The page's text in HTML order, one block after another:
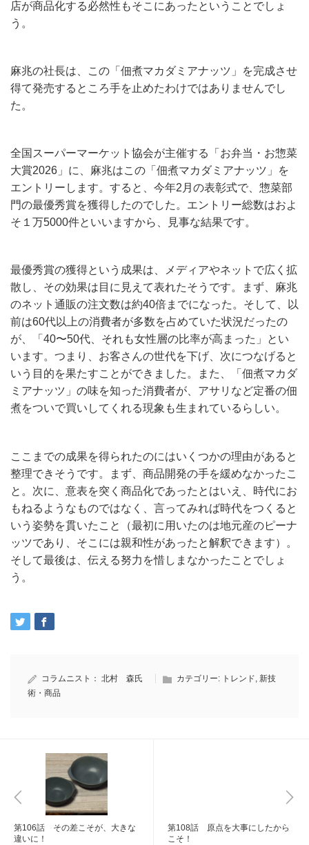
店が商品化する必然性もそこにあったということでしょ
う。
麻兆の社長は、この「佃煮マカダミアナッツ」を完成させ
得て発売するところ手を止めたわけではありませんでし
た。
全国スーパーマーケット協会が主催する「お弁当・お惣菜
大賞2026」に、麻兆はこの「佃煮マカダミアナッツ」を
エントリーします。すると、今年2月の表彰式で、惣菜部
門の最優秀賞を獲得したのでした。エントリー総数はおよ
そ１万5000件といいますから、見事な結果です。
最優秀賞の獲得という成果は、メディアやネットで広く拡
散し、その効果は目に見えて表れたそうです。まず、麻兆
のネット通販の注文数は約40倍までになった。そして、以
前は60代以上の消費者が多数を占めていた状況だったの
が、「40〜50代、それも女性層の比率が高まった」とい
います。つまり、お客さんの世代を下げ、次につなげると
いう目的を果たすことができました。また、「佃煮マカダ
ミアナッツ」の味を知った消費者が、アサリなど定番の佃
煮をついで買いしてくれる現象も生まれているらしい。
ここまでの成果を得られたのにはいくつかの理由があると
整理できそうです。まず、商品開発の手を緩めなかったこ
と。次に、意表を突く商品化であったとはいえ、時代にお
もねるようなものではなく、言ってみれば時代をつくると
いう姿勢を貫いたこと（最初に用いたのは地元産のピーナ
ッツであり、そこには親和性があったと解釈できます）。
そして最後は、伝える努力を惜しまなかったことでしょ
う。
コラムニスト： 北村 森氏 カテゴリー: トレンド 新技
術・商品
第106話 その差こそが、大きな
違いに！
第108話 原点を大事にしたから
こそ！